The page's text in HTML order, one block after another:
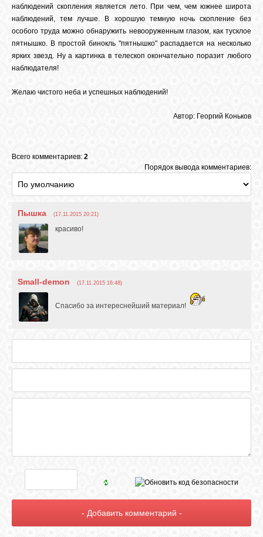
наблюдений скопления является лето. При чем, чем южнее широта
наблюдений, тем лучше. В хорошую темную ночь скопление без
особого труда можно обнаружить невооруженным глазом, как тусклое
пятнышко. В простой бинокль "пятнышко" распадается на несколько
ярких звезд. Ну а картинка в телескоп окончательно поразит любого
наблюдателя!
Желаю чистого неба и успешных наблюдений!
Автор: Георгий Коньков
Всего комментариев: 2
Порядок вывода комментариев:
Пышка (17.11.2015 20:21)
красиво!
Small-demon (17.11.2015 16:48)
Спасибо за интереснейший материал!